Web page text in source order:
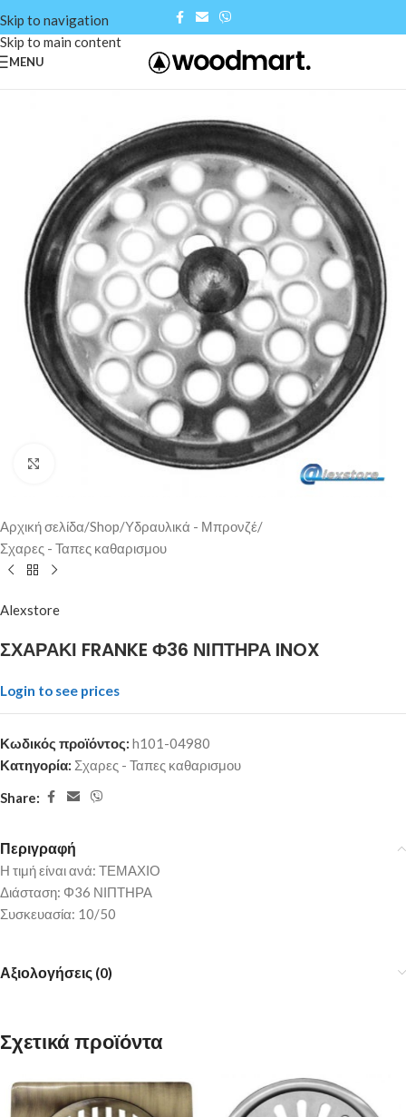
Skip to navigation
Skip to main content
MENU
Click to enlarge
Αρχική σελίδα/Shop/Υδραυλικά - Μπρονζέ/
Σχαρες - Ταπες καθαρισμου
Alexstore
ΣΧΑΡΑΚΙ FRANKE Φ36 ΝΙΠΤΗΡΑ INOX
Login to see prices
Κωδικός προϊόντος: h101-04980
Κατηγορία: Σχαρες - Ταπες καθαρισμου
Share:
Περιγραφή
Η τιμή είναι ανά: ΤΕΜΑΧΙΟ
Διάσταση: Φ36 ΝΙΠΤΗΡΑ
Συσκευασία: 10/50
Αξιολογήσεις (0)
Σχετικά προϊόντα